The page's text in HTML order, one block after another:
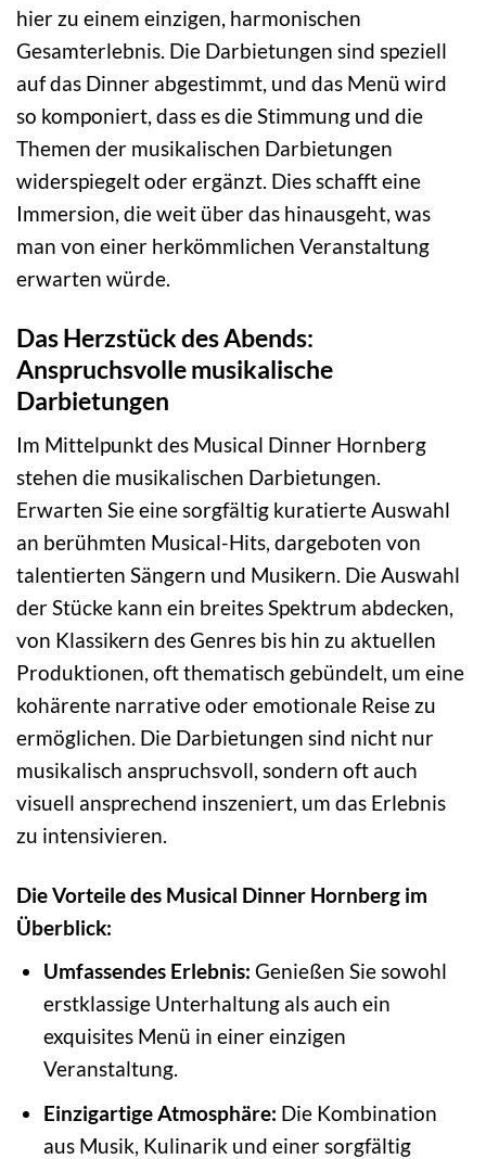
hier zu einem einzigen, harmonischen
Gesamterlebnis. Die Darbietungen sind speziell
auf das Dinner abgestimmt, und das Menü wird
so komponiert, dass es die Stimmung und die
Themen der musikalischen Darbietungen
widerspiegelt oder ergänzt. Dies schafft eine
Immersion, die weit über das hinausgeht, was
man von einer herkömmlichen Veranstaltung
erwarten würde.
Das Herzstück des Abends:
Anspruchsvolle musikalische
Darbietungen
Im Mittelpunkt des Musical Dinner Hornberg
stehen die musikalischen Darbietungen.
Erwarten Sie eine sorgfältig kuratierte Auswahl
an berühmten Musical-Hits, dargeboten von
talentierten Sängern und Musikern. Die Auswahl
der Stücke kann ein breites Spektrum abdecken,
von Klassikern des Genres bis hin zu aktuellen
Produktionen, oft thematisch gebündelt, um eine
kohärente narrative oder emotionale Reise zu
ermöglichen. Die Darbietungen sind nicht nur
musikalisch anspruchsvoll, sondern oft auch
visuell ansprechend inszeniert, um das Erlebnis
zu intensivieren.
Die Vorteile des Musical Dinner Hornberg im
Überblick:
Umfassendes Erlebnis: Genießen Sie sowohl
erstklassige Unterhaltung als auch ein
exquisites Menü in einer einzigen
Veranstaltung.
Einzigartige Atmosphäre: Die Kombination
aus Musik, Kulinarik und einer sorgfältig